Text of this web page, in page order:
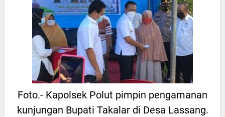
Foto.- Kapolsek Polut pimpin pengamanan
kunjungan Bupati Takalar di Desa Lassang.